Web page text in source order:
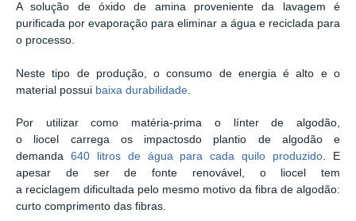
A solução de óxido de amina proveniente da lavagem é
purificada por evaporação para eliminar a água e reciclada para
o processo.
Neste tipo de produção, o consumo de energia é alto e o
material possui baixa durabilidade
Por utilizar como matéria-prima o línter de algodão,
o liocel carrega os impactosdo plantio de algodão e
demanda 640 litros de água para cada quilo produzido. E
apesar de ser de fonte renovável, o liocel tem
a reciclagem dificultada pelo mesmo motivo da fibra de algodão:
curto comprimento das fibras.